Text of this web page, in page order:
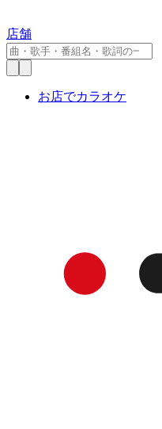
店舗
お店でカラオケ